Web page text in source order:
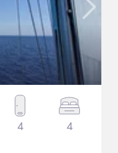
4 4